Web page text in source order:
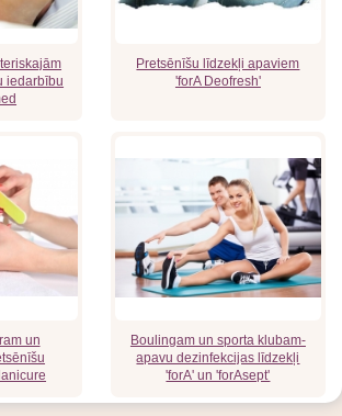
iedarbību
Pretsēnīšu līdzekļi apaviem
'forA Deofresh'
un
Boulingam un sporta klubam-
apavu dezinfekcijas līdzekļi
'forA' un 'forAsept'